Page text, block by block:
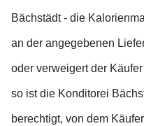
Bächstädt - die
an der angegebenen
oder verweigert der
so ist die Konditorei
berechtigt, von dem